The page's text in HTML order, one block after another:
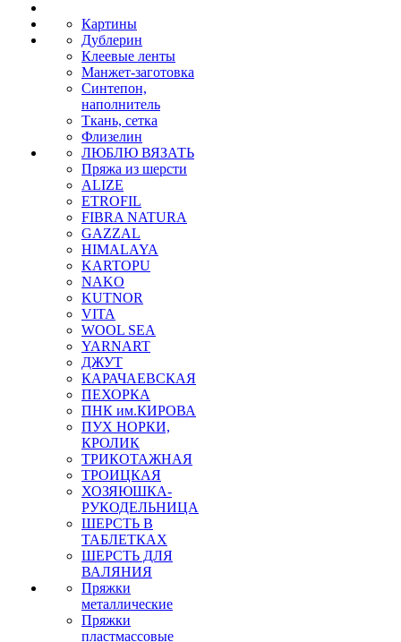
Картины
Дублерин
Клеевые ленты
Манжет-заготовка
Синтепон,
наполнитель
Ткань, сетка
Флизелин
ЛЮБЛЮ ВЯЗАТЬ
Пряжа из шерсти
ALIZE
ETROFIL
FIBRA NATURA
GAZZAL
HIMALAYA
KARTOPU
NAKO
KUTNOR
VITA
WOOL SEA
YARNART
ДЖУТ
КАРАЧАЕВСКАЯ
ПЕХОРКА
ПНК им.КИРОВА
ПУХ НОРКИ,
КРОЛИК
ТРИКОТАЖНАЯ
ТРОИЦКАЯ
ХОЗЯЮШКА-
РУКОДЕЛЬНИЦА
ШЕРСТЬ В
ТАБЛЕТКАХ
ШЕРСТЬ ДЛЯ
ВАЛЯНИЯ
Пряжки
металлические
Пряжки
пластмассовые